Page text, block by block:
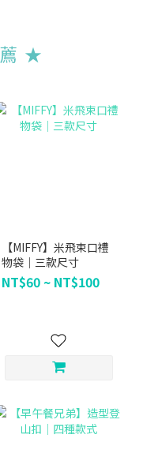
★
【MIFFY】米飛束口禮
物袋｜三款尺寸
NT$60 ~ NT$100